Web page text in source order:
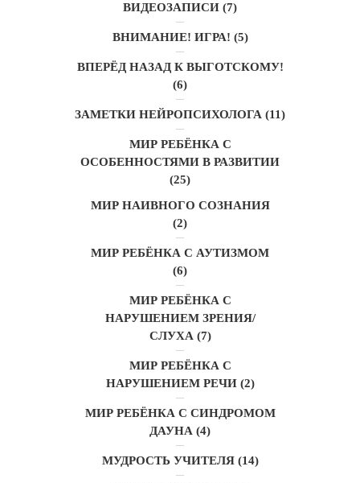
ВИДЕОЗАПИСИ (7)
ВНИМАНИЕ! ИГРА! (5)
ВПЕРЁД НАЗАД К ВЫГОТСКОМУ!
(6)
ЗАМЕТКИ НЕЙРОПСИХОЛОГА (11)
МИР РЕБЁНКА С
ОСОБЕННОСТЯМИ В РАЗВИТИИ
(25)
МИР НАИВНОГО СОЗНАНИЯ
(2)
МИР РЕБЁНКА С АУТИЗМОМ
(6)
МИР РЕБЁНКА С
НАРУШЕНИЕМ ЗРЕНИЯ/
СЛУХА(7)
МИР РЕБЁНКА С
НАРУШЕНИЕМ РЕЧИ(2)
МИР РЕБЁНКА С СИНДРОМОМ
ДАУНА (4)
МУДРОСТЬ УЧИТЕЛЯ(14)